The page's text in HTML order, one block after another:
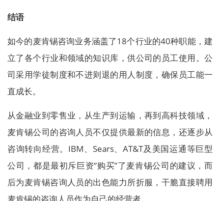
结语
如今的麦肯锡咨询业务涵盖了18个行业的40种职能，建
立了各个行业和领域的知识库，供公司的员工使用。公
司采用学徒制度和不进则退的用人制度，确保员工能一
直成长。
从金融业到零售业，从生产到运输，再到高科技领域，
麦肯锡公司的咨询人员不仅提供最新的信息，还逐步从
咨询转向经营。IBM、Sears、AT&T及美国运通等巨型
公司，都是最初斥巨资“购买”了麦肯锡公司的建议，而
后为麦肯锡咨询人员的出色能力所折服，干脆直接聘用